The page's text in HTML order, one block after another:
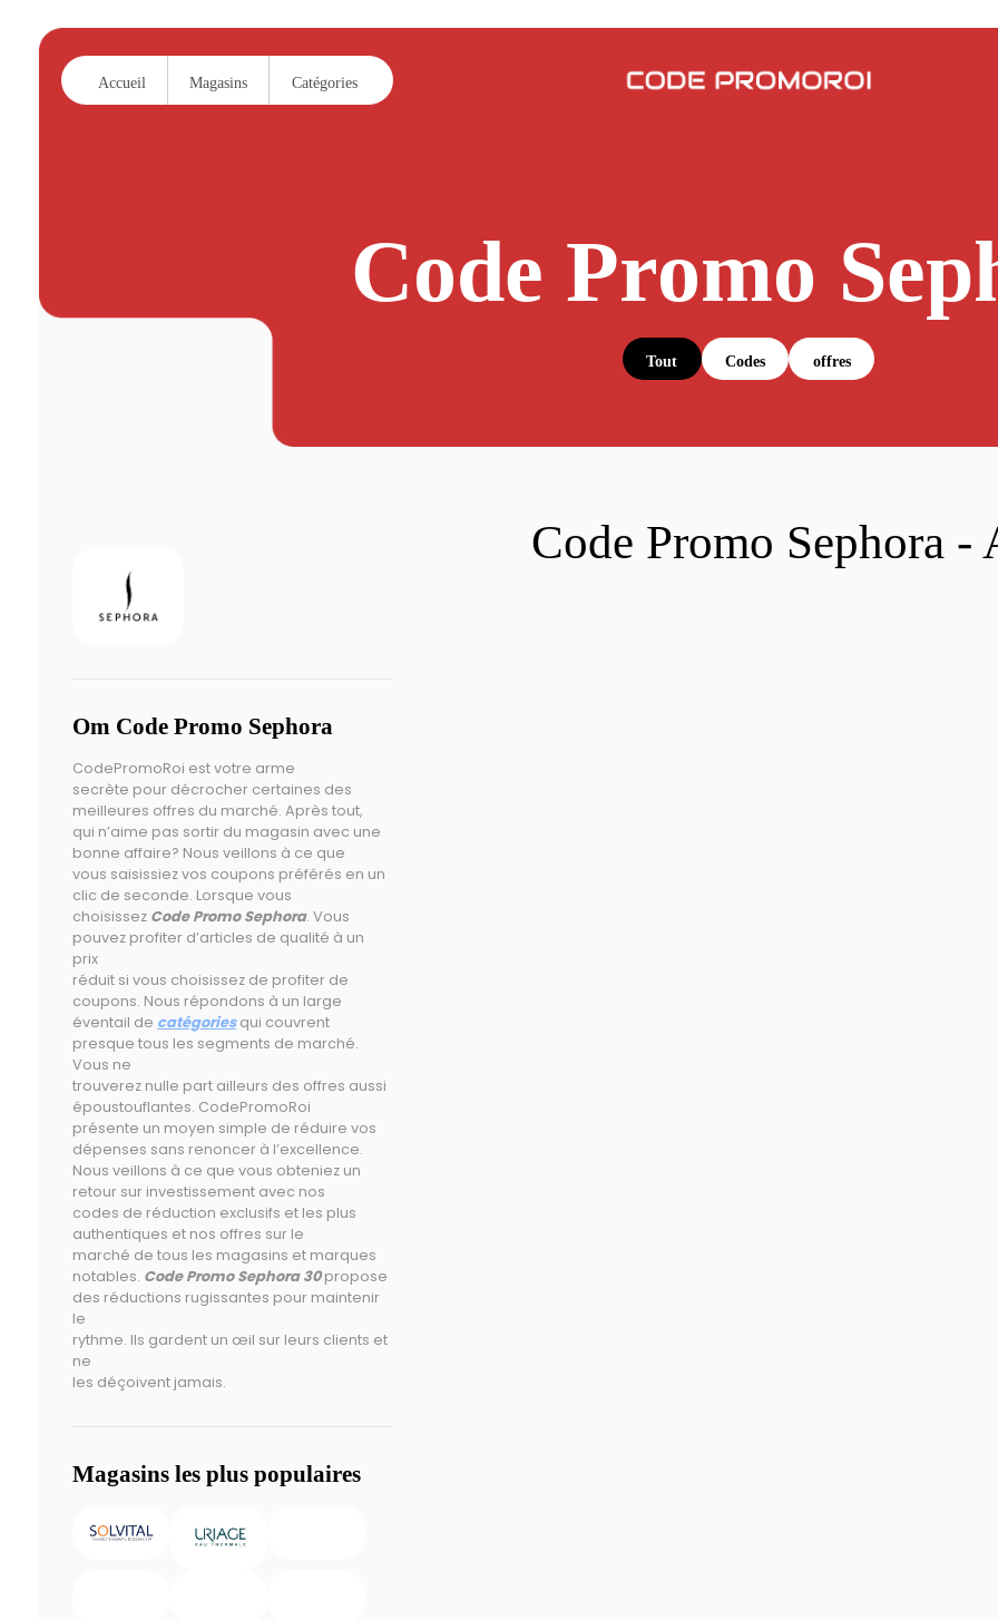
Accueil Magasins Catégories
Code Promo
Tout Codes offres
Code Promo Sephora -
Om Code Promo Sephora
CodePromoRoi est votre arme
secrète pour décrocher certaines des
meilleures offres du marché. Après tout,
qui n’aime pas sortir du magasin avec une
bonne affaire? Nous veillons à ce que
vous saisissiez vos coupons préférés en un
clic de seconde. Lorsque vous
choisissez Code Promo Sephora. Vous
pouvez profiter d’articles de qualité à un
prix
réduit si vous choisissez de profiter de
coupons. Nous répondons à un large
éventail de catégoriesqui couvrent
presque tous les segments de marché.
Vous ne
trouverez nulle part ailleurs des offres aussi
époustouflantes. CodePromoRoi
présente un moyen simple de réduire vos
dépenses sans renoncer à l’excellence.
Nous veillons à ce que vous obteniez un
retour sur investissement avec nos
codes de réduction exclusifs et les plus
authentiques et nos offres sur le
marché de tous les magasins et marques
notables. Code Promo Sephora 30propose
des réductions rugissantes pour maintenir
le
rythme. Ils gardent un œil sur leurs clients et
ne
les déçoivent jamais.
Magasins les plus populaires